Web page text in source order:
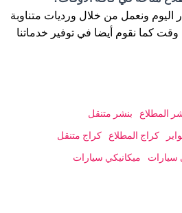
اليوم ونعمل من خلال ورديات متناوبة
كما نقوم أيضا في توفير خدماتنا
المطلاع
بنشر متنقل
كراج المطلاع
كراج متنقل
سيارات ميكانيكي سيارات